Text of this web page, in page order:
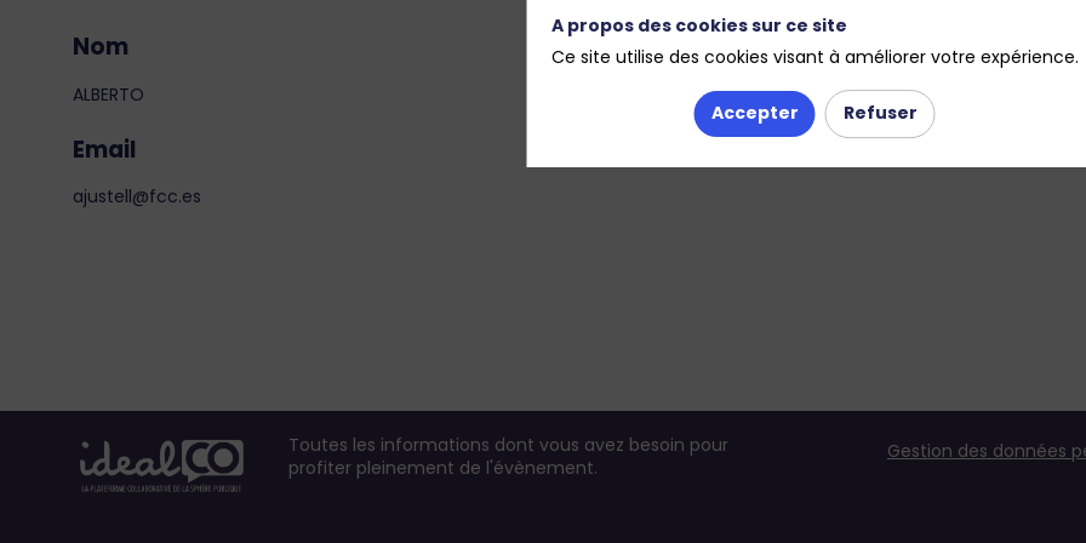
Nom
ALBERTO
Email
ajustell@fcc.es
Toutes les informations dont vous avez besoin pour
profiter pleinement de l'évènement.
Gestion des données
A propos des cookies sur ce site
Ce site utilise des cookies visant à améliorer votre expérience.
Accepter Refuser